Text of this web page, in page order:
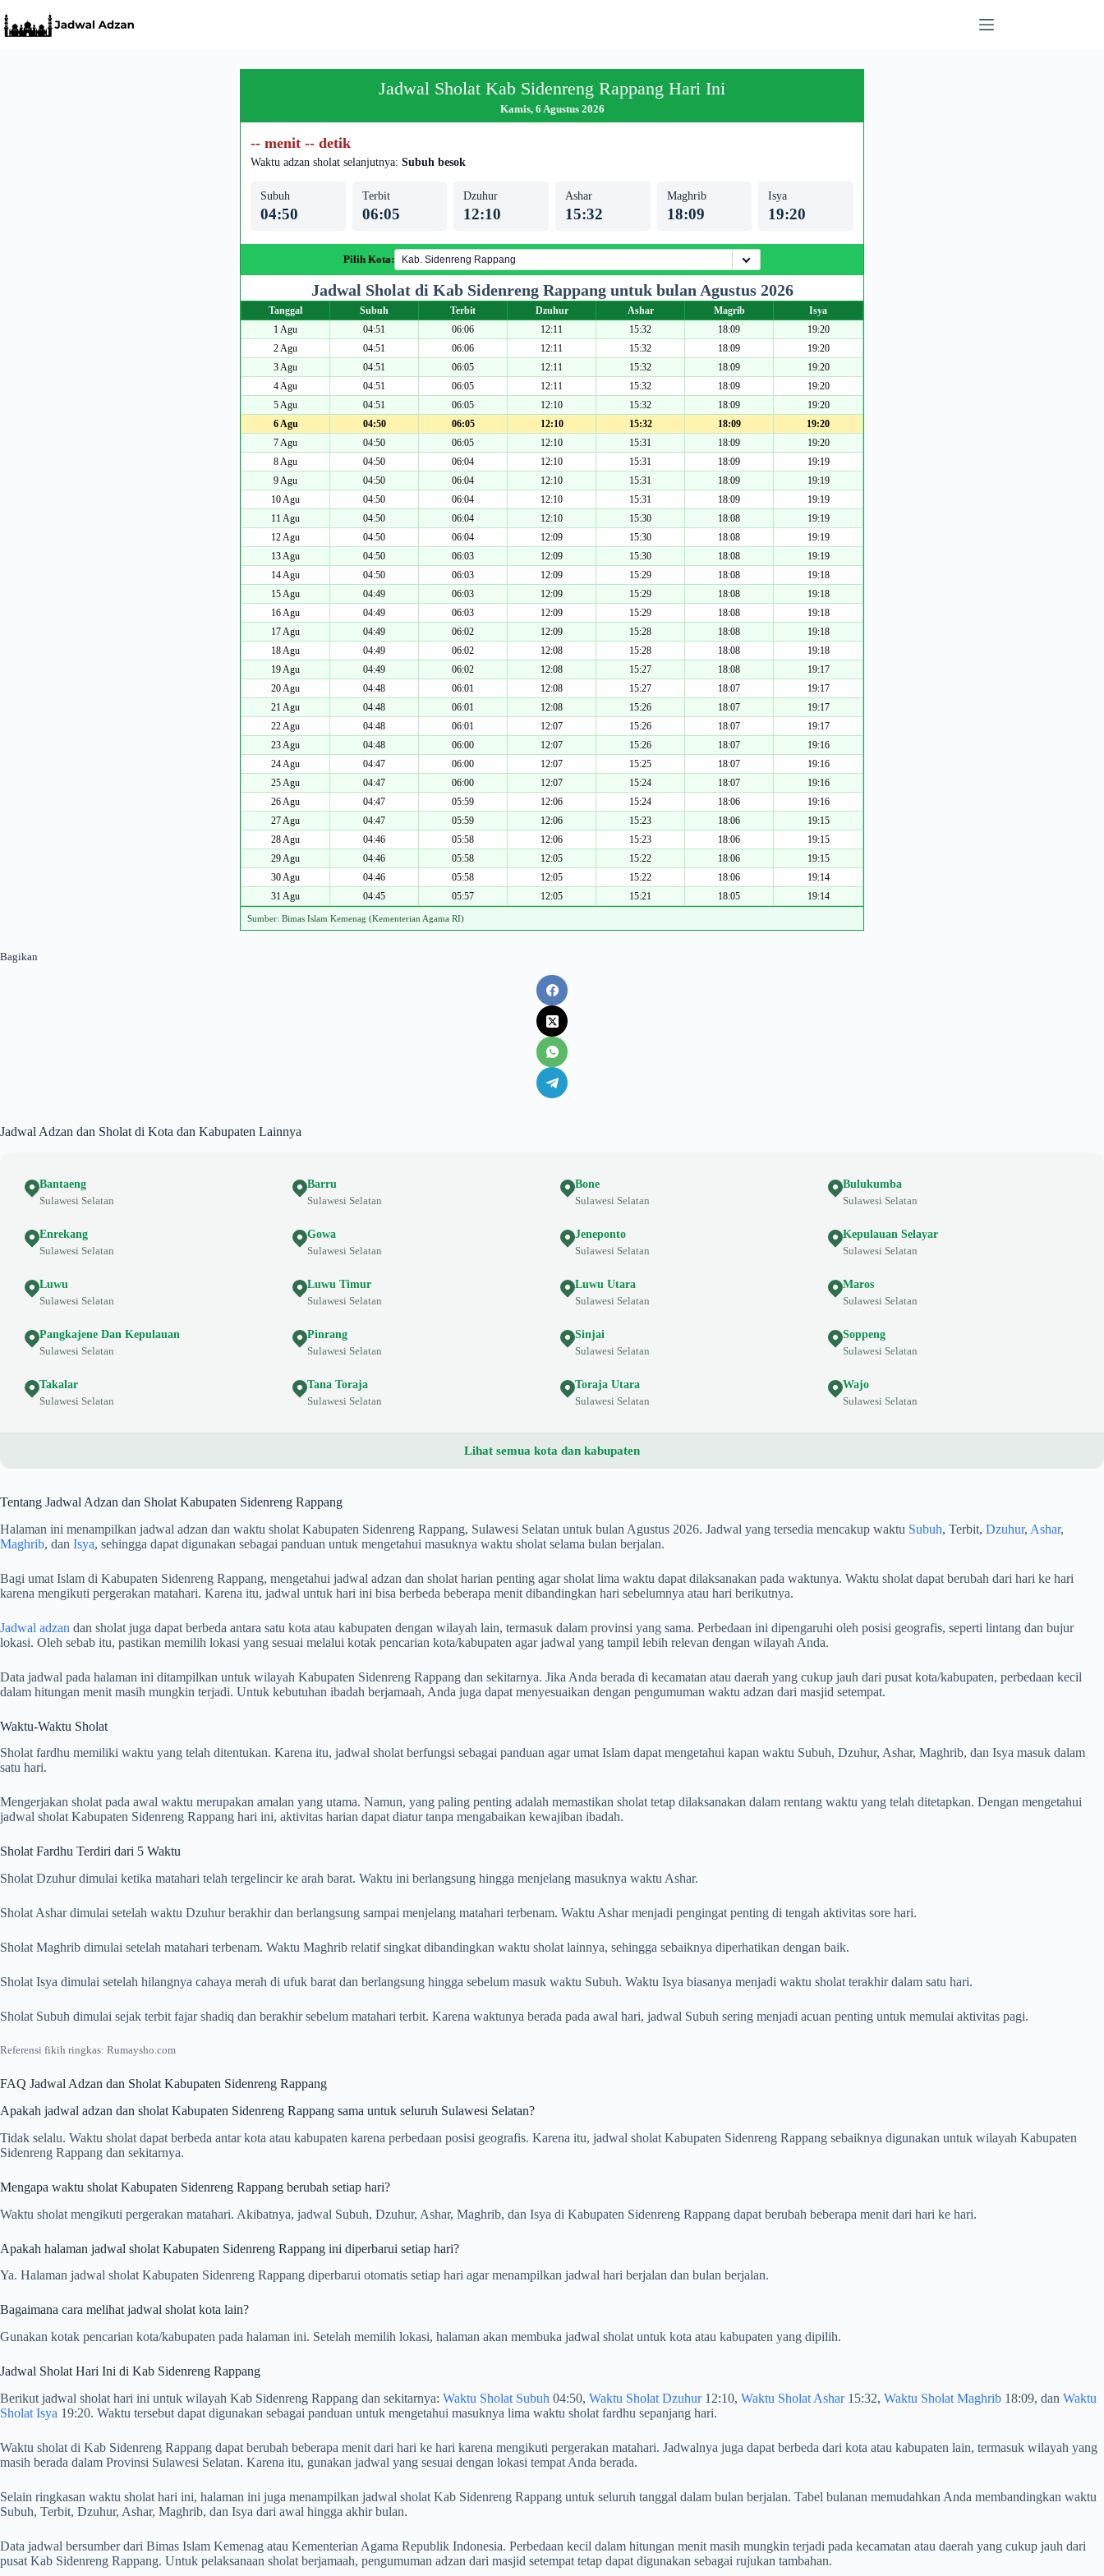
to
content
Jadwal Sholat Kab Sidenreng Rappang Hari Ini
Kamis, 6 Agustus 2026
-- menit -- detik
Waktu adzan sholat selanjutnya: Subuh besok
Subuh
04:50
Terbit
06:05
Dzuhur
12:10
Ashar
15:32
Maghrib
18:09
Isya
19:20
Pilih Kota:
Jadwal Sholat di Kab Sidenreng Rappang untuk bulan Agustus 2026
Tanggal Subuh Terbit Dzuhur Ashar Magrib
Isya
1 Agu
04:51 06:06 12:11 15:32 18:09
19:20
2 Agu
04:51 06:06 12:11 15:32 18:09
19:20
3 Agu
04:51 06:05 12:11 15:32 18:09
19:20
4 Agu
04:51 06:05 12:11 15:32 18:09
19:20
5 Agu
04:51 06:05 12:10 15:32 18:09
19:20
6 Agu
04:50 06:05 12:10 15:32 18:09
19:20
7 Agu
04:50 06:05 12:10 15:31 18:09
19:20
8 Agu
04:50 06:04 12:10 15:31 18:09
19:19
9 Agu
04:50 06:04 12:10 15:31 18:09
19:19
10 Agu
04:50 06:04 12:10 15:31 18:09
19:19
11 Agu
04:50 06:04 12:10 15:30 18:08
19:19
12 Agu
04:50 06:04 12:09 15:30 18:08
19:19
13 Agu
04:50 06:03 12:09 15:30 18:08
19:19
14 Agu
04:50 06:03 12:09 15:29 18:08
19:18
15 Agu
04:49 06:03 12:09 15:29 18:08
19:18
16 Agu
04:49 06:03 12:09 15:29 18:08
19:18
17 Agu
04:49 06:02 12:09 15:28 18:08
19:18
18 Agu
04:49 06:02 12:08 15:28 18:08
19:18
19 Agu
04:49 06:02 12:08 15:27 18:08
19:17
20 Agu
04:48 06:01 12:08 15:27 18:07
19:17
21 Agu
04:48 06:01 12:08 15:26 18:07
19:17
22 Agu
04:48 06:01 12:07 15:26 18:07
19:17
23 Agu
04:48 06:00 12:07 15:26 18:07
19:16
24 Agu
04:47 06:00 12:07 15:25 18:07
19:16
25 Agu
04:47 06:00 12:07 15:24 18:07
19:16
26 Agu
04:47 05:59 12:06 15:24 18:06
19:16
27 Agu
04:47 05:59 12:06 15:23 18:06
19:15
28 Agu
04:46 05:58 12:06 15:23 18:06
19:15
29 Agu
04:46 05:58 12:05 15:22 18:06
19:15
30 Agu
04:46 05:58 12:05 15:22 18:06
19:14
31 Agu
04:45 05:57 12:05 15:21 18:05 19:14
Sumber: Bimas Islam Kemenag (Kementerian Agama RI)
Bagikan
Jadwal Adzan dan Sholat di Kota dan Kabupaten Lainnya
Bantaeng
Sulawesi Selatan
Barru
Sulawesi Selatan
Bone
Sulawesi Selatan
Bulukumba
Sulawesi Selatan
Enrekang
Sulawesi Selatan
Gowa
Sulawesi Selatan
Jeneponto
Sulawesi Selatan
Kepulauan Selayar
Sulawesi Selatan
Luwu
Sulawesi Selatan
Luwu Timur
Sulawesi Selatan
Luwu Utara
Sulawesi Selatan
Maros
Sulawesi Selatan
Pangkajene Dan Kepulauan
Sulawesi Selatan
Pinrang
Sulawesi Selatan
Sinjai
Sulawesi Selatan
Soppeng
Sulawesi Selatan
Takalar
Sulawesi Selatan
Tana Toraja
Sulawesi Selatan
Toraja Utara
Sulawesi Selatan
Wajo
Sulawesi Selatan
Lihat semua kota dan kabupaten
Tentang Jadwal Adzan dan Sholat Kabupaten Sidenreng Rappang
Halaman ini menampilkan jadwal adzan dan waktu sholat Kabupaten Sidenreng Rappang, Sulawesi Selatan untuk bulan Agustus 2026. Jadwal yang tersedia mencakup waktu Subuh, Terbit, Dzuhur, Ashar,
Maghrib, dan Isya, sehingga dapat digunakan sebagai panduan untuk mengetahui masuknya waktu sholat selama bulan berjalan.
Bagi umat Islam di Kabupaten Sidenreng Rappang, mengetahui jadwal adzan dan sholat harian penting agar sholat lima waktu dapat dilaksanakan pada waktunya. Waktu sholat dapat berubah dari hari ke hari
karena mengikuti pergerakan matahari. Karena itu, jadwal untuk hari ini bisa berbeda beberapa menit dibandingkan hari sebelumnya atau hari berikutnya.
Jadwal adzan dan sholat juga dapat berbeda antara satu kota atau kabupaten dengan wilayah lain, termasuk dalam provinsi yang sama. Perbedaan ini dipengaruhi oleh posisi geografis, seperti lintang dan bujur
lokasi. Oleh sebab itu, pastikan memilih lokasi yang sesuai melalui kotak pencarian kota/kabupaten agar jadwal yang tampil lebih relevan dengan wilayah Anda.
Data jadwal pada halaman ini ditampilkan untuk wilayah Kabupaten Sidenreng Rappang dan sekitarnya. Jika Anda berada di kecamatan atau daerah yang cukup jauh dari pusat kota/kabupaten, perbedaan kecil
dalam hitungan menit masih mungkin terjadi. Untuk kebutuhan ibadah berjamaah, Anda juga dapat menyesuaikan dengan pengumuman waktu adzan dari masjid setempat.
Waktu-Waktu Sholat
Sholat fardhu memiliki waktu yang telah ditentukan. Karena itu, jadwal sholat berfungsi sebagai panduan agar umat Islam dapat mengetahui kapan waktu Subuh, Dzuhur, Ashar, Maghrib, dan Isya masuk dalam
satu hari.
Mengerjakan sholat pada awal waktu merupakan amalan yang utama. Namun, yang paling penting adalah memastikan sholat tetap dilaksanakan dalam rentang waktu yang telah ditetapkan. Dengan mengetahui
jadwal sholat Kabupaten Sidenreng Rappang hari ini, aktivitas harian dapat diatur tanpa mengabaikan kewajiban ibadah.
Sholat Fardhu Terdiri dari 5 Waktu
Sholat Dzuhur dimulai ketika matahari telah tergelincir ke arah barat. Waktu ini berlangsung hingga menjelang masuknya waktu Ashar.
Sholat Ashar dimulai setelah waktu Dzuhur berakhir dan berlangsung sampai menjelang matahari terbenam. Waktu Ashar menjadi pengingat penting di tengah aktivitas sore hari.
Sholat Maghrib dimulai setelah matahari terbenam. Waktu Maghrib relatif singkat dibandingkan waktu sholat lainnya, sehingga sebaiknya diperhatikan dengan baik.
Sholat Isya dimulai setelah hilangnya cahaya merah di ufuk barat dan berlangsung hingga sebelum masuk waktu Subuh. Waktu Isya biasanya menjadi waktu sholat terakhir dalam satu hari.
Sholat Subuh dimulai sejak terbit fajar shadiq dan berakhir sebelum matahari terbit. Karena waktunya berada pada awal hari, jadwal Subuh sering menjadi acuan penting untuk memulai aktivitas pagi.
Referensi fikih ringkas: Rumaysho.com
FAQ Jadwal Adzan dan Sholat Kabupaten Sidenreng Rappang
Apakah jadwal adzan dan sholat Kabupaten Sidenreng Rappang sama untuk seluruh Sulawesi Selatan?
Tidak selalu. Waktu sholat dapat berbeda antar kota atau kabupaten karena perbedaan posisi geografis. Karena itu, jadwal sholat Kabupaten Sidenreng Rappang sebaiknya digunakan untuk wilayah Kabupaten
Sidenreng Rappang dan sekitarnya.
Mengapa waktu sholat Kabupaten Sidenreng Rappang berubah setiap hari?
Waktu sholat mengikuti pergerakan matahari. Akibatnya, jadwal Subuh, Dzuhur, Ashar, Maghrib, dan Isya di Kabupaten Sidenreng Rappang dapat berubah beberapa menit dari hari ke hari.
Apakah halaman jadwal sholat Kabupaten Sidenreng Rappang ini diperbarui setiap hari?
Ya. Halaman jadwal sholat Kabupaten Sidenreng Rappang diperbarui otomatis setiap hari agar menampilkan jadwal hari berjalan dan bulan berjalan.
Bagaimana cara melihat jadwal sholat kota lain?
Gunakan kotak pencarian kota/kabupaten pada halaman ini. Setelah memilih lokasi, halaman akan membuka jadwal sholat untuk kota atau kabupaten yang dipilih.
Jadwal Sholat Hari Ini di Kab Sidenreng Rappang
Berikut jadwal sholat hari ini untuk wilayah Kab Sidenreng Rappang dan sekitarnya: Waktu Sholat Subuh 04:50, Waktu Sholat Dzuhur12:10, Waktu Sholat Ashar15:32, Waktu Sholat Maghrib 18:09, dan Waktu
Sholat Isya 19:20. Waktu tersebut dapat digunakan sebagai panduan untuk mengetahui masuknya lima waktu sholat fardhu sepanjang hari.
Waktu sholat di Kab Sidenreng Rappang dapat berubah beberapa menit dari hari ke hari karena mengikuti pergerakan matahari. Jadwalnya juga dapat berbeda dari kota atau kabupaten lain, termasuk wilayah yang
masih berada dalam Provinsi Sulawesi Selatan. Karena itu, gunakan jadwal yang sesuai dengan lokasi tempat Anda berada.
Selain ringkasan waktu sholat hari ini, halaman ini juga menampilkan jadwal sholat Kab Sidenreng Rappang untuk seluruh tanggal dalam bulan berjalan. Tabel bulanan memudahkan Anda membandingkan waktu
Subuh, Terbit, Dzuhur, Ashar, Maghrib, dan Isya dari awal hingga akhir bulan.
Data jadwal bersumber dari Bimas Islam Kemenag atau Kementerian Agama Republik Indonesia. Perbedaan kecil dalam hitungan menit masih mungkin terjadi pada kecamatan atau daerah yang cukup jauh dari
pusat Kab Sidenreng Rappang. Untuk pelaksanaan sholat berjamaah, pengumuman adzan dari masjid setempat tetap dapat digunakan sebagai rujukan tambahan.